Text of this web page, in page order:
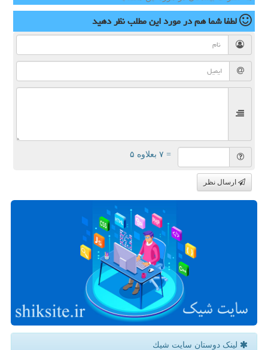
لطفا شما همدر مورد این مطلبنظر دهید
= ۷ بعلاوه ۵
ارسال نظر
لینک دوستان سایت شیك